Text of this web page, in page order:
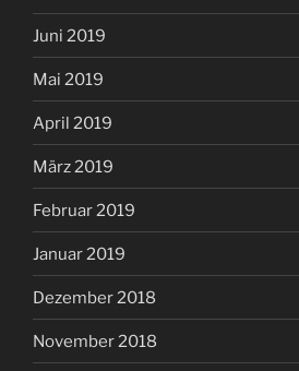
Juni 2019
Mai 2019
April 2019
März 2019
Februar 2019
Januar 2019
Dezember 2018
November 2018